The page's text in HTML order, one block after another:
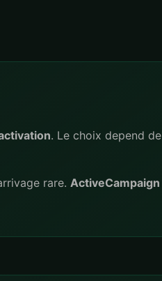
. Le choix depend de
rare. ActiveCampaign